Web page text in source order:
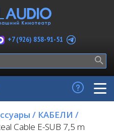
+7 (926) 858-91-51
/ КАБЕЛИ /
Cable E-SUB 7,5 m